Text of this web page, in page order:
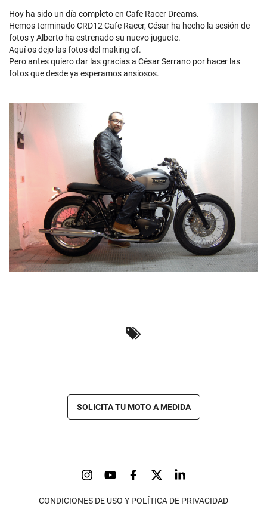
Hoy ha sido un día completo en Cafe Racer Dreams.
Hemos terminado CRD12 Cafe Racer, César ha hecho la sesión de
fotos y Alberto ha estrenado su nuevo juguete.
Aquí os dejo las fotos del making of.
Pero antes quiero dar las gracias a César Serrano por hacer las
fotos que desde ya esperamos ansiosos.
SOLICITA TU MOTO A MEDIDA
CONDICIONES DE USO Y POLÍTICA DE PRIVACIDAD